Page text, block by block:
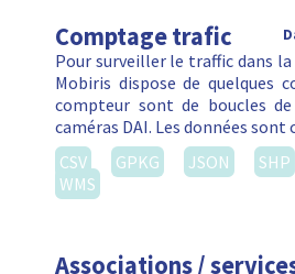
Comptage trafic
Pour surveiller le traffic dans
Mobiris dispose de quelques
compteur sont de boucles
caméras DAI. Les données
CSV
GPKG JSON SHP
WMS
Associations /